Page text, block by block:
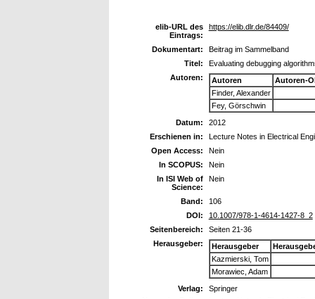
elib-URL des
Eintrags:
https://elib.dlr.de/84409/
Dokumentart:
Beitrag im Sammelband
Titel:
Evaluating debugging
Autoren:
Autoren
Autoren-
Finder, Alexander
Fey, Görschwin
Datum:
2012
Erschienen in:
Lecture Notes in Electrical
Open Access:
Nein
In SCOPUS:
Nein
In ISI Web of
Science:
Nein
Band:
106
DOI:
10.1007/978-1-4614-1427-8_2
Seitenbereich:
Seiten 21-36
Herausgeber:
Herausgeber
Kazmierski, Tom
Morawiec, Adam
Verlag:
Springer